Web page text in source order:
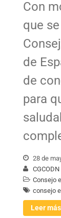
Con
que
de
de
para
28 de
CGCODN
Consejo
consejo
Leer más